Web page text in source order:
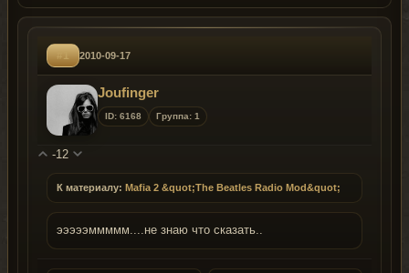
#1 2010-09-17
Joufinger
ID: 6168 Группа: 1
-12
К материалу: Mafia 2 &quot;The Beatles Radio Mod&quot;
эээээммммм....не знаю что сказать..